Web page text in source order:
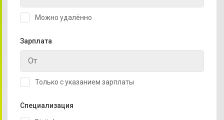
Можно удалённо
Зарплата
Только с указанием зарплаты
Специализация